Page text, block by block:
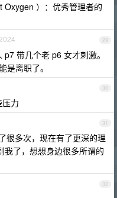
Oxygen ）：优秀管理者的
29
带几个老 p6 女才刺激。
是离职了。
30
力
31
很多次，现在有了更深的理
我了，想想身边很多所谓的
32